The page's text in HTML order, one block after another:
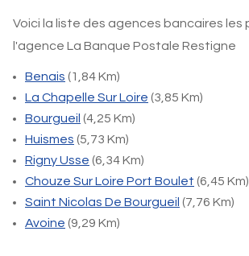
Voici la liste des agences bancaires les
l'agence La Banque Postale Restigne
Benais (1,84 Km)
La Chapelle Sur Loire (3,85 Km)
Bourgueil (4,25 Km)
Huismes (5,73 Km)
Rigny Usse (6,34 Km)
Chouze Sur Loire Port Boulet (6,45 Km)
Saint Nicolas De Bourgueil (7,76 Km)
Avoine (9,29 Km)